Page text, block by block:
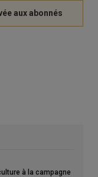
à la campagne